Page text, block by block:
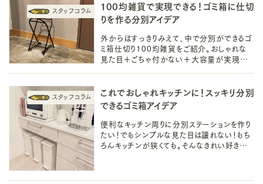
100均雑貨で実現できる！ゴミ箱に仕切
りを作る分別アイデア
外からはすっきりみえて、中で分別ができるゴ
ミ箱仕切り100均雑貨をご紹介。おしゃれな
見た目＋ごちゃ付かない＋大容量が実現でき
これでおしゃれキッチンに！スッキリ分別
できるゴミ箱アイデア
便利なキッチン周りに分別ステーションを作り
たい！でもシンプルな見た目は譲れない！もち
ろんキッチンが狭くても。そんなきれい好きな